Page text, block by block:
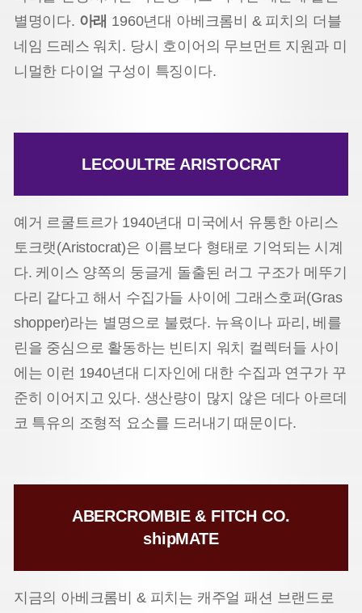
별명이다. 아래 1960년대 아베크롬비 & 피치의 더블
네임 드레스 워치. 당시 호이어의 무브먼트 지원과 미
니멀한 다이얼 구성이 특징이다.
LECOULTRE ARISTOCRAT
예거 르쿨트르가 1940년대 미국에서 유통한 아리스
토크랫(Aristocrat)은 이름보다 형태로 기억되는 시계
다. 케이스 양쪽의 둥글게 돌출된 러그 구조가 메뚜기
다리 같다고 해서 수집가들 사이에 그래스호퍼(Gras
shopper)라는 별명으로 불렸다. 뉴욕이나 파리, 베를
린을 중심으로 활동하는 빈티지 워치 컬렉터들 사이
에는 이런 1940년대 디자인에 대한 수집과 연구가 꾸
준히 이어지고 있다. 생산량이 많지 않은 데다 아르데
코 특유의 조형적 요소를 드러내기 때문이다.
ABERCROMBIE & FITCH CO.
shipMATE
지금의 아베크롬비 & 피치는 캐주얼 패션 브랜드로